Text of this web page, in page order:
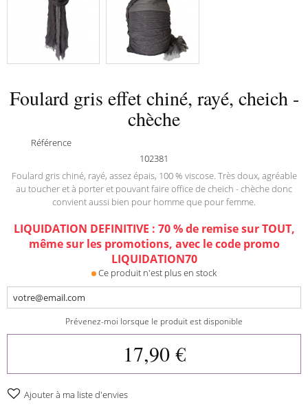
Foulard gris effet chiné, rayé, cheich -
chèche
Référence
102381
Foulard gris chiné, rayé, assez épais, 100 % viscose. Très doux, agréable
au toucher et à porter et pouvant faire office de cheich - chèche donc
convient aussi bien pour homme que pour femme.
LIQUIDATION DEFINITIVE : 70 % de remise sur TOUT,
même sur les promotions, avec le code promo
LIQUIDATION70
Ce produit n'est plus en stock
Prévenez-moi lorsque le produit est disponible
17,90 €
Ajouter à ma liste d'envies